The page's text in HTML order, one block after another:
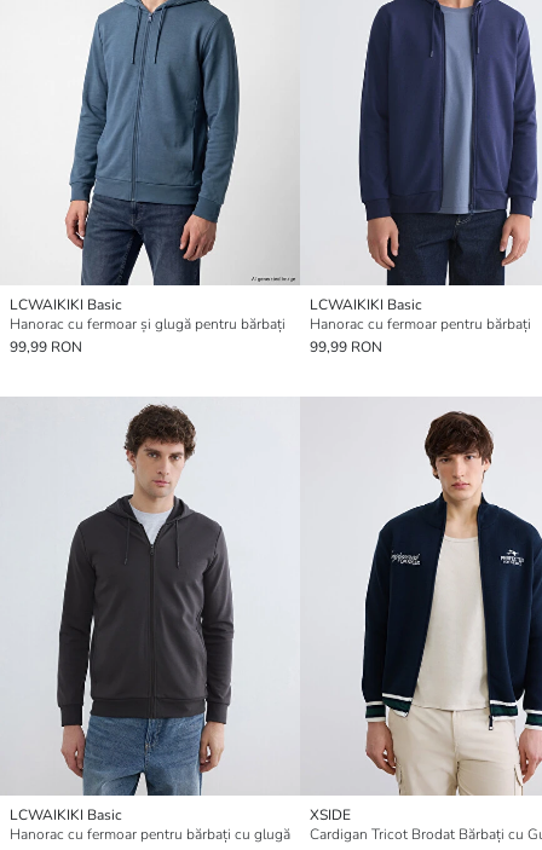
LCWAIKIKI Basic
Hanorac cu fermoar și glugă pentru bărbați
99,99 RON
LCWAIKIKI Basic
Hanorac cu fermoar pentru bărbați
99,99 RON
LCWAIKIKI Basic
Hanorac cu fermoar pentru bărbați cu glugă
XSIDE